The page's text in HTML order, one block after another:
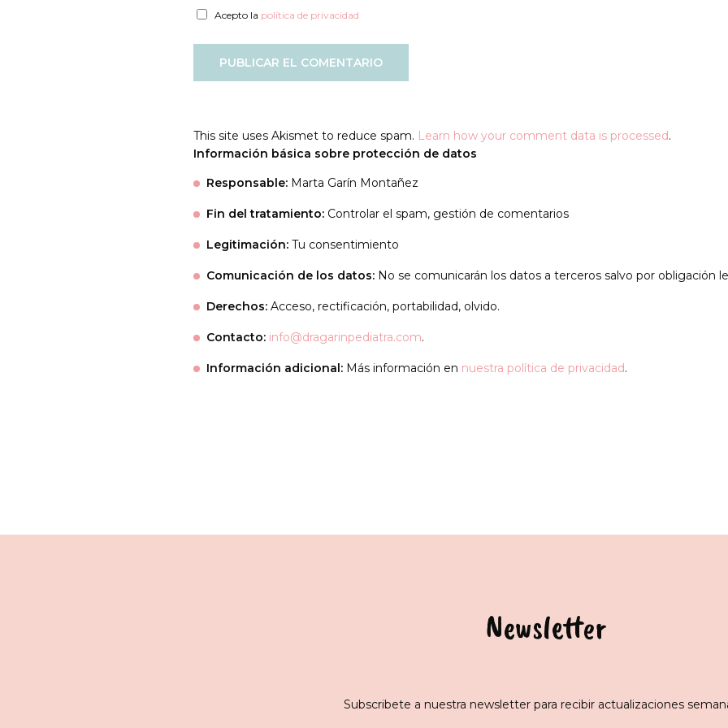
Acepto la política de privacidad
This site uses Akismet to reduce spam. Learn how your comment data is processed.
Información básica sobre protección de datos
Responsable: Marta Garín Montañez
Fin del tratamiento: Controlar el spam, gestión de comentarios
Legitimación: Tu consentimiento
Comunicación de los datos: No se comunicarán los datos a terceros salvo por obligación
Derechos: Acceso, rectificación, portabilidad, olvido.
Contacto: info@dragarinpediatra.com.
Información adicional: Más información en nuestra política de privacidad.
Newsletter
Subscribete a nuestra newsletter para recibir actualizaciones